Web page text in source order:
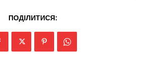
ПОДІЛИТИСЯ: